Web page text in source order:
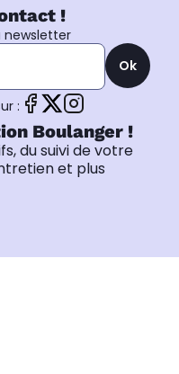
!
newsletter
Ok
:
Boulanger !
du suivi de votre
et plus